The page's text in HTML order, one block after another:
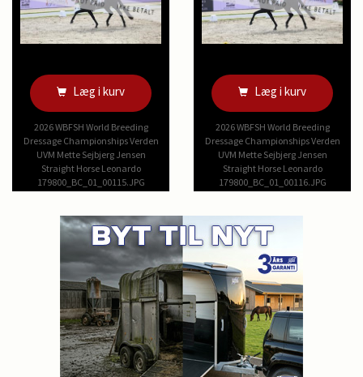
Læg i kurv
2026 WBFSH World Breeding
Dressage Championships Verden
UVM Mette Sejbjerg Jensen
Straight Horse Leonardo
179800_BC_01_00115.JPG
Læg i kurv
2026 WBFSH World Breeding
Dressage Championships Verden
UVM Mette Sejbjerg Jensen
Straight Horse Leonardo
179800_BC_01_00116.JPG